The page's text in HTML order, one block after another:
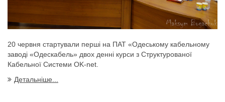
20 червня стартували перші на ПАТ «Одеському кабельному
заводі «Одескабель» двох денні курси з Структурованої
Кабельної Системи OK-net.
Детальніше...